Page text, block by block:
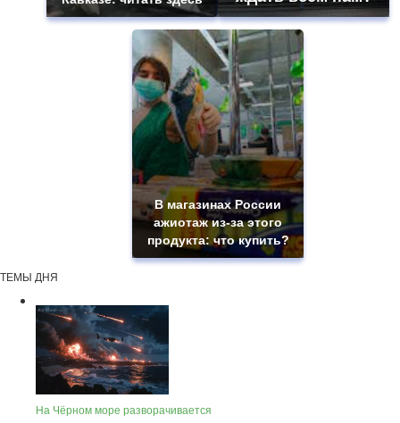
В магазинах России
ажиотаж из-за этого
продукта: что купить?
ТЕМЫ ДНЯ
На Чёрном море разворачивается